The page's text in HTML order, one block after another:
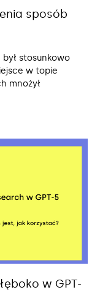
sposób
stosunkowo
w topie
mnożył
w GPT-